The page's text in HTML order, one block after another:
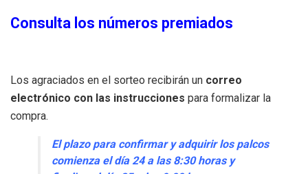
Consulta los números premiados
Los agraciados en el sorteo recibirán un correo
electrónico con las instrucciones para formalizar la
compra.
El plazo para confirmar y adquirir los palcos
comienza el día 24 a las 8:30 horas y